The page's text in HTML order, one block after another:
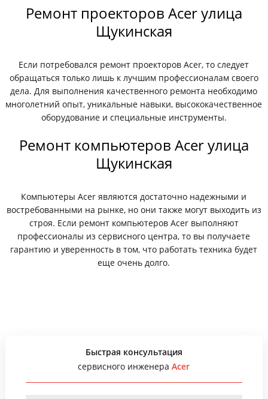
Ремонт проекторов Acer улица
Щукинская
Если потребовался ремонт проекторов Acer, то следует
обращаться только лишь к лучшим профессионалам своего
дела. Для выполнения качественного ремонта необходимо
многолетний опыт, уникальные навыки, высококачественное
оборудование и специальные инструменты.
Ремонт компьютеров Acer улица
Щукинская
Компьютеры Acer являются достаточно надежными и
востребованными на рынке, но они также могут выходить из
строя. Если ремонт компьютеров Acer выполняют
профессионалы из сервисного центра, то вы получаете
гарантию и уверенность в том, что работать техника будет
еще очень долго.
Быстрая консультация
сервисного инженераAcer